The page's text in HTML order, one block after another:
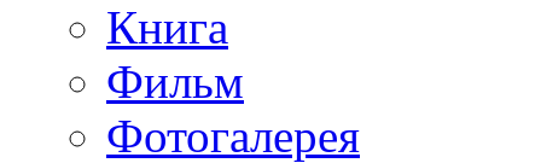
Книга
Фильм
Фотогалерея